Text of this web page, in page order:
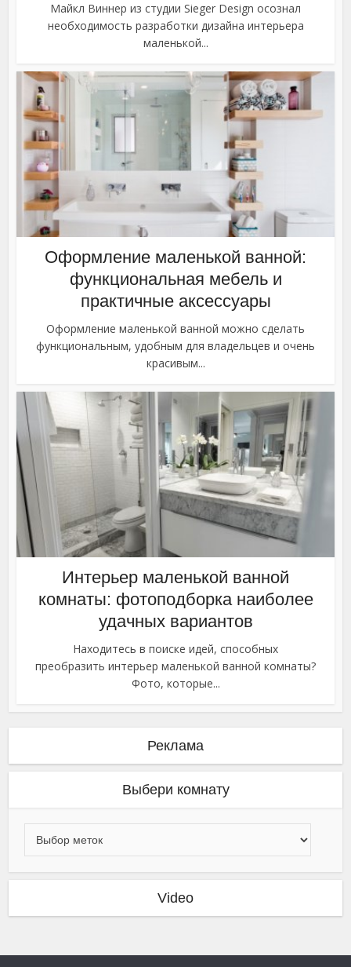
Майкл Виннер из студии Sieger Design осознал
необходимость разработки дизайна интерьера
маленькой...
Оформление маленькой ванной:
функциональная мебель и
практичные аксессуары
Оформление маленькой ванной можно сделать
функциональным, удобным для владельцев и очень
красивым...
Интерьер маленькой ванной
комнаты: фотоподборка наиболее
удачных вариантов
Находитесь в поиске идей, способных
преобразить интерьер маленькой ванной комнаты?
Фото, которые...
Реклама
Выбери комнату
Video